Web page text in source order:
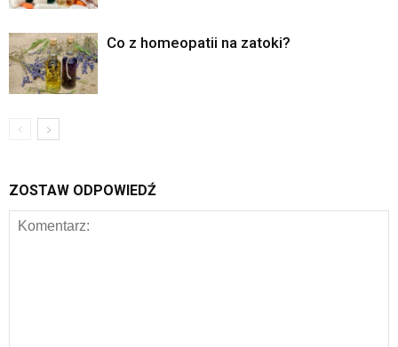
Co z homeopatii na zatoki?
ZOSTAW ODPOWIEDŹ